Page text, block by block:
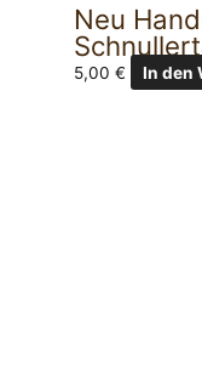
Neu
5,00€ In den